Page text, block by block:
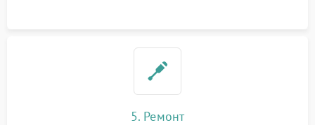
5. Ремонт